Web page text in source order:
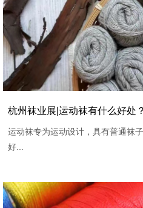
杭州袜业展|运动袜有什么好处
运动袜专为运动设计，具有普通袜
好...